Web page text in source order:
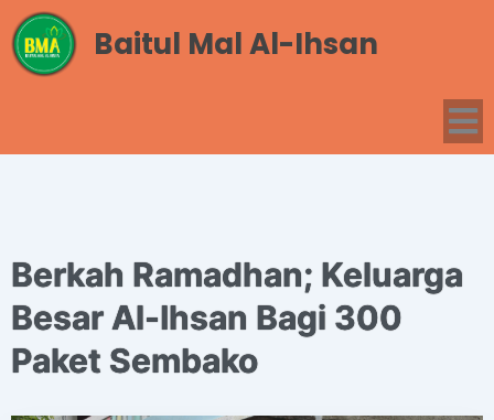
Baitul Mal Al-Ihsan
Berkah Ramadhan; Keluarga
Besar Al-Ihsan Bagi 300
Paket Sembako